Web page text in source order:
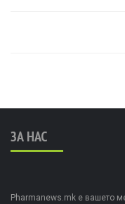
ЗА НАС
Pharmanews.mk е вашето